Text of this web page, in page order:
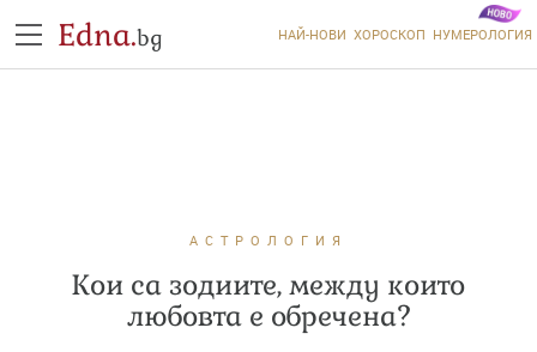
Edna.bg НАЙ-НОВИ ХОРОСКОП НУМЕРОЛОГИЯ
АСТРОЛОГИЯ
Кои са зодиите, между които
любовта е обречена?